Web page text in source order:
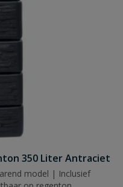
350 Liter Antraciet
model | Inclusief